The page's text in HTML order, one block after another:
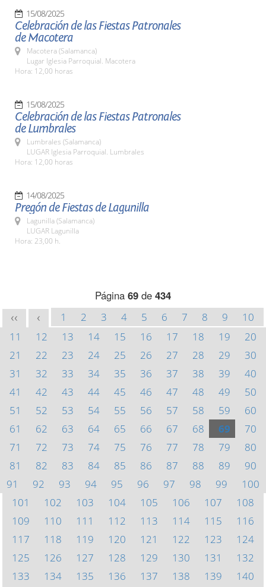
15/08/2025
Celebración de las Fiestas Patronales
de Macotera
Macotera (Salamanca)
Lugar Iglesia Parroquial. Macotera
Hora: 12,00 horas
15/08/2025
Celebración de las Fiestas Patronales
de Lumbrales
Lumbrales (Salamanca)
LUGAR Iglesia Parroquial. Lumbrales
Hora: 12,00 horas
14/08/2025
Pregón de Fiestas de Lagunilla
Lagunilla (Salamanca)
LUGAR Lagunilla
Hora: 23,00 h.
Página 69 de 434
<< < 1 2 3 4 5 6 7 8 9
10
11
12 13 14 15 16 17 18 19
20
21
22 23 24 25 26 27 28 29
30
31
32 33 34 35 36 37 38 39
40
41
42 43 44 45 46 47 48 49
50
51
52 53 54 55 56 57 58 59
60
61
62 63 64 65 66 67 68 69
70
71
72 73 74 75 76 77 78 79
80
81
82 83 84 85 86 87 88 89
90
91
92 93 94 95 96 97 98 99
100
101
102 103 104 105 106 107
108
109
110 111 112 113 114 115
116
117
118 119 120 121 122 123
124
125
126 127 128 129 130 131
132
133
134 135 136 137 138 139
140